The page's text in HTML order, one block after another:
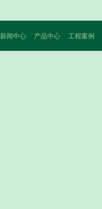
新闻中心 产品中心 工程案例